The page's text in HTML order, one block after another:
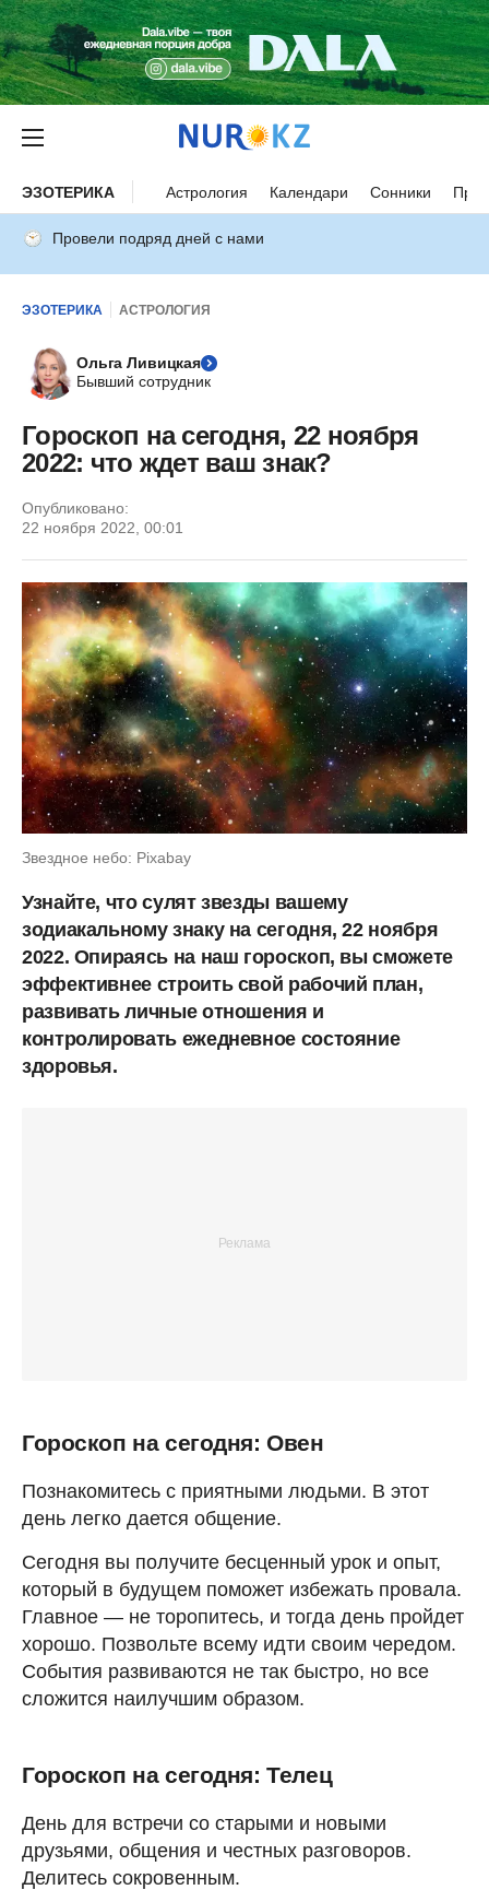
ЭЗОТЕРИКА Астрология Календари Сонники
Провели подряд дней с нами
ЭЗОТЕРИКА АСТРОЛОГИЯ
Ольга Ливицкая
Бывший сотрудник
Гороскоп на сегодня, 22 ноября
2022: что ждет ваш знак?
Опубликовано:
22 ноября 2022, 00:01
Звездное небо: Pixabay
Узнайте, что сулят звезды вашему
зодиакальному знаку на сегодня, 22 ноября
2022. Опираясь на наш гороскоп, вы сможете
эффективнее строить свой рабочий план,
развивать личные отношения и
контролировать ежедневное состояние
здоровья.
Гороскоп на сегодня: Овен
Познакомитесь с приятными людьми. В этот
день легко дается общение.
Сегодня вы получите бесценный урок и опыт,
который в будущем поможет избежать провала.
Главное — не торопитесь, и тогда день пройдет
хорошо. Позвольте всему идти своим чередом.
События развиваются не так быстро, но все
сложится наилучшим образом.
Гороскоп на сегодня: Телец
День для встречи со старыми и новыми
друзьями, общения и честных разговоров.
Делитесь сокровенным.